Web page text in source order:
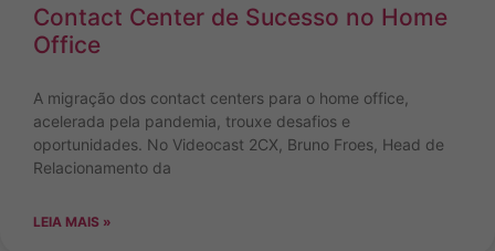
Contact Center de Sucesso no Home
Office
A migração dos contact centers para o home office,
acelerada pela pandemia, trouxe desafios e
oportunidades. No Videocast 2CX, Bruno Froes, Head de
Relacionamento da
LEIA MAIS »